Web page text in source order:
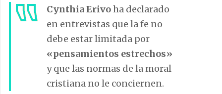
Cynthia Erivoha declarado
en entrevistas que la fe no
debe estar limitada por
«pensamientos estrechos»
y que las normas de la moral
cristiana no le conciernen.